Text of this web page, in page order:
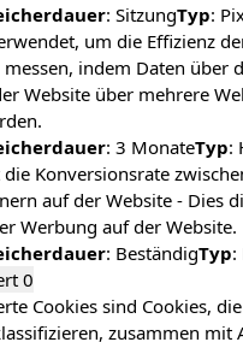
: SitzungTyp:
um die Effizienz
indem Daten über
Website über mehrere
: 3 MonateTyp:
Konversionsrate
auf der Website - Dies
Werbung auf der Website.
: BeständigTyp:
0
Cookies sind Cookies,
zusammen mit